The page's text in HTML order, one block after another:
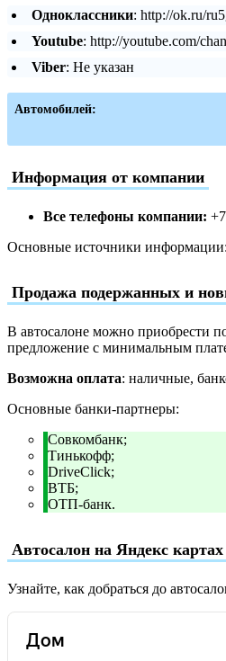
Одноклассники: http://ok.ru/
Youtube: http://youtube.com/
Viber: Не указан
Автомобилей:
Информация от компании
Все телефоны компании:
Основные источники
Продажа подержанных и
В автосалоне можно приобрести
предложение с минимальным
Возможна оплата: наличные,
Основные банки-партнеры:
Совкомбанк;
Тинькофф;
DriveClick;
ВТБ;
ОТП-банк.
Автосалон на Яндекс
Узнайте, как добраться до